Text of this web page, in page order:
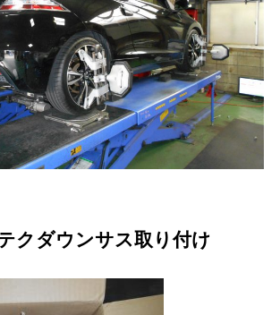
クダウンサス取り付け